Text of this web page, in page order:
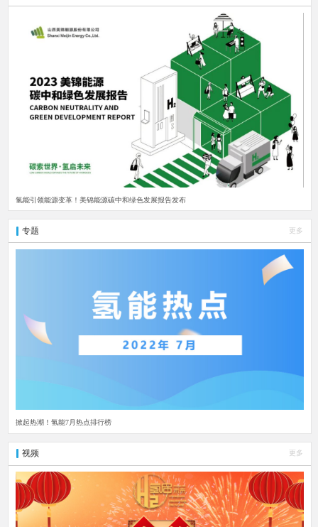
氢能引领能源变革！美锦能源碳中和绿色发展报告发布
专题 更多
掀起热潮！氢能7月热点排行榜
视频 更多